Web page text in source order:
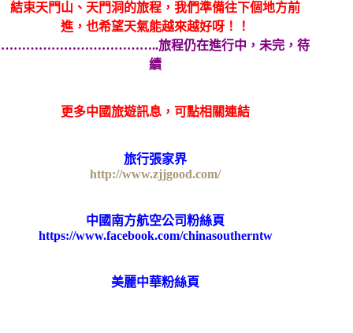
結束天門山、天門洞的旅程，我們準備往下個地方前
進，也希望天氣能越來越好呀！！
………………………………..旅程仍在進行中，未完，待
續
更多中國旅遊訊息，可點相關連結
旅行張家界
http://www.zjjgood.com/
中國南方航空公司粉絲頁
https://www.facebook.com/chinasoutherntw
美麗中華粉絲頁